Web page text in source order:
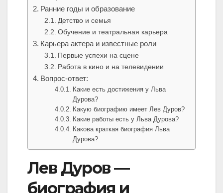
Ранние годы и образование
Детство и семья
Обучение и театральная карьера
Карьера актера и известные роли
Первые успехи на сцене
Работа в кино и на телевидении
Вопрос-ответ:
Какие есть достижения у Льва
Дурова?
Какую биографию имеет Лев Дуров?
Какие работы есть у Льва Дурова?
Какова краткая биография Льва
Дурова?
Лев Дуров —
биография и